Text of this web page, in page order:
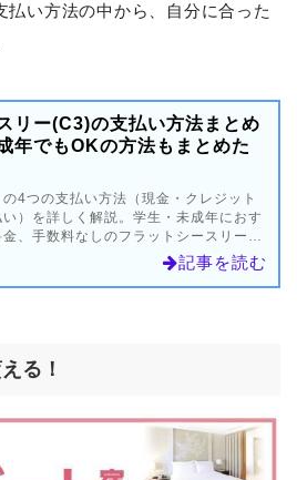
払い方法の中から、自分に合った
リー(C3)の支払い方法まとめ
成年でもOKの方法もまとめた
4つの支払い方法（現金・クレジット
）を詳しく解説。学生・未成年におす
、手数料なしのフラットシースリー、
ど、分かりやすくまるっと紹介してま
記事を読む
る！